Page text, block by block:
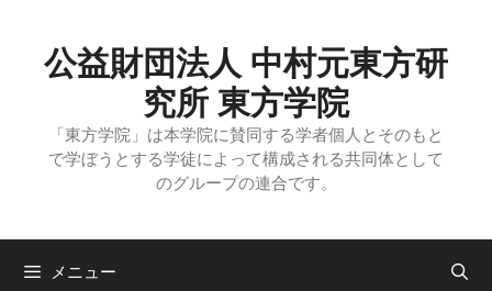
公益財団法人 中村元東方研
究所 東方学院
「東方学院」は本学院に賛同する学者個人とそのもと
で学ぼうとする学徒によって構成される共同体として
のグループの連合です。
メニュー